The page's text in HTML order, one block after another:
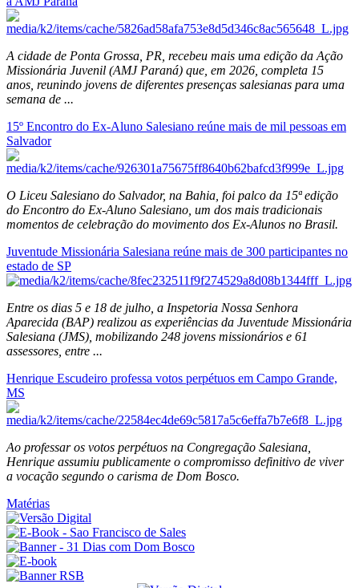
A cidade de Ponta Grossa, PR, recebeu mais uma edição da Ação
Missionária Juvenil (AMJ Paraná) que, em 2026, completa 15
anos, reunindo jovens de diferentes presenças salesianas para uma
semana de ...
15º Encontro do Ex-Aluno Salesiano reúne mais de mil pessoas em
Salvador
O Liceu Salesiano do Salvador, na Bahia, foi palco da 15ª edição
do Encontro do Ex-Aluno Salesiano, um dos mais tradicionais
momentos de celebração do movimento dos Ex-Alunos no Brasil.
Juventude Missionária Salesiana reúne mais de 300 participantes no
estado de SP
Entre os dias 5 e 18 de julho, a Inspetoria Nossa Senhora
Aparecida (BAP) realizou as experiências da Juventude Missionária
Salesiana (JMS), mobilizando 248 jovens missionários e 61
assessores, entre ...
Henrique Escudeiro professa votos perpétuos em Campo Grande,
MS
Ao professar os votos perpétuos na Congregação Salesiana,
Henrique assumiu publicamente o compromisso definitivo de viver
a vocação segundo o carisma de Dom Bosco.
Matérias